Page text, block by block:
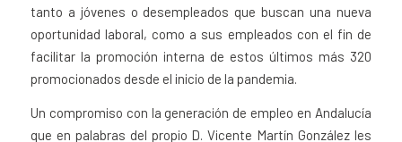
tanto a jóvenes o desempleados que buscan una nueva
oportunidad laboral, como a sus empleados con el fin de
facilitar la promoción interna de estos últimos más 320
promocionados desde el inicio de la pandemia.
Un compromiso con la generación de empleo en Andalucía
que en palabras del propio D. Vicente Martín González les